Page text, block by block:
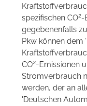
spezifischen CO2-
gegebenenfalls
Pkw können dem
CO2-Emissionen
Stromverbrauch
werden, der an
'Deutschen